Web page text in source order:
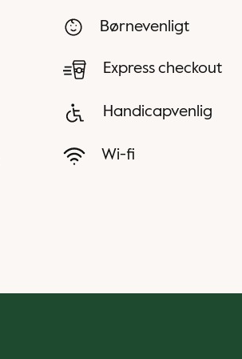
Børnevenligt
Express checkout
Handicapvenlig
Wi-fi